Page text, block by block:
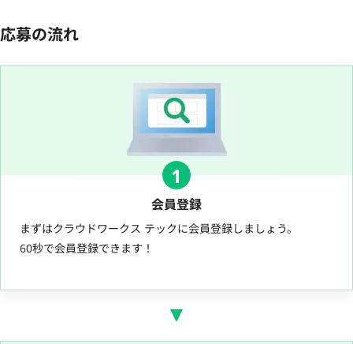
応募の流れ
1
会員登録
まずはクラウドワークス テックに会員登録しましょう。
60秒で会員登録できます！